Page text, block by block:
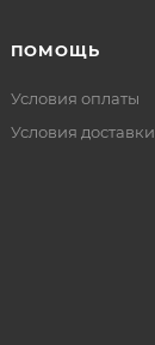
ПОМОЩЬ
Условия оплаты
Условия доставки